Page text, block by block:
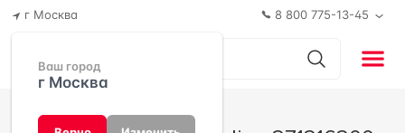
г Москва
Ваш город
г Москва
8 800 775-13-45